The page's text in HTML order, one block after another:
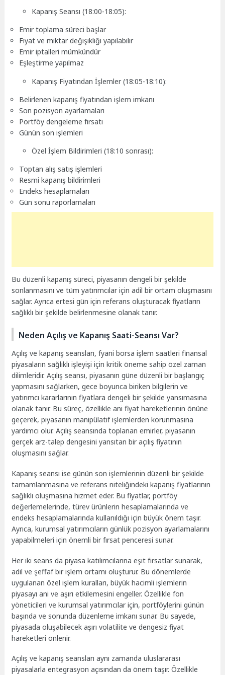
Kapanış Seansı (18:00-18:05):
Emir toplama süreci başlar
Fiyat ve miktar değişikliği yapılabilir
Emir iptalleri mümkündür
Eşleştirme yapılmaz
Kapanış Fiyatından İşlemler (18:05-18:10):
Belirlenen kapanış fiyatından işlem imkanı
Son pozisyon ayarlamaları
Portföy dengeleme fırsatı
Günün son işlemleri
Özel İşlem Bildirimleri (18:10 sonrası):
Toptan alış satış işlemleri
Resmi kapanış bildirimleri
Endeks hesaplamaları
Gün sonu raporlamaları
Bu düzenli kapanış süreci, piyasanın dengeli bir şekilde
sonlanmasını ve tüm yatırımcılar için adil bir ortam oluşmasını
sağlar. Ayrıca ertesi gün için referans oluşturacak fiyatların
sağlıklı bir şekilde belirlenmesine olanak tanır.
Neden Açılış ve Kapanış Saati-Seansı Var?
Açılış ve kapanış seansları, fyani borsa işlem saatleri finansal
piyasaların sağlıklı işleyişi için kritik öneme sahip özel zaman
dilimleridir. Açılış seansı, piyasanın güne düzenli bir başlangıç
yapmasını sağlarken, gece boyunca biriken bilgilerin ve
yatırımcı kararlarının fiyatlara dengeli bir şekilde yansımasına
olanak tanır. Bu süreç, özellikle ani fiyat hareketlerinin önüne
geçerek, piyasanın manipülatif işlemlerden korunmasına
yardımcı olur. Açılış seansında toplanan emirler, piyasanın
gerçek arz-talep dengesini yansıtan bir açılış fiyatının
oluşmasını sağlar.
Kapanış seansı ise günün son işlemlerinin düzenli bir şekilde
tamamlanmasına ve referans niteliğindeki kapanış fiyatlarının
sağlıklı oluşmasına hizmet eder. Bu fiyatlar, portföy
değerlemelerinde, türev ürünlerin hesaplamalarında ve
endeks hesaplamalarında kullanıldığı için büyük önem taşır.
Ayrıca, kurumsal yatırımcıların günlük pozisyon ayarlamalarını
yapabilmeleri için önemli bir fırsat penceresi sunar.
Her iki seans da piyasa katılımcılarına eşit fırsatlar sunarak,
adil ve şeffaf bir işlem ortamı oluşturur. Bu dönemlerde
uygulanan özel işlem kuralları, büyük hacimli işlemlerin
piyasayı ani ve aşırı etkilemesini engeller. Özellikle fon
yöneticileri ve kurumsal yatırımcılar için, portföylerini günün
başında ve sonunda düzenleme imkanı sunar. Bu sayede,
piyasada oluşabilecek aşırı volatilite ve dengesiz fiyat
hareketleri önlenir.
Açılış ve kapanış seansları aynı zamanda uluslararası
piyasalarla entegrasyon açısından da önem taşır. Özellikle